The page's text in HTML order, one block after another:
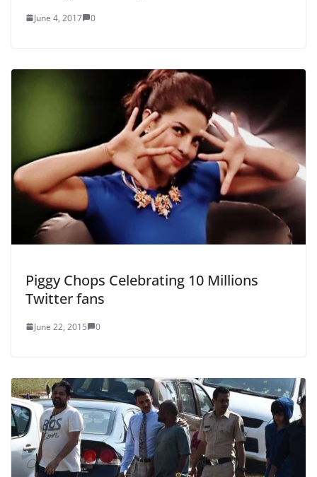
June 4, 2017 0
Piggy Chops Celebrating 10 Millions
Twitter fans
June 22, 2015 0